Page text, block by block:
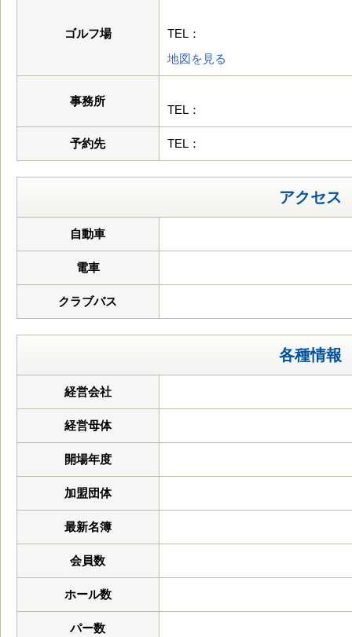
ゴルフ場
TEL：
地図を見る
事務所
TEL：
予約先 TEL：
アクセス
自動車
電車
クラブバス
各種情報
経営会社
経営母体
開場年度
加盟団体
最新名簿
会員数
ホール数
パー数